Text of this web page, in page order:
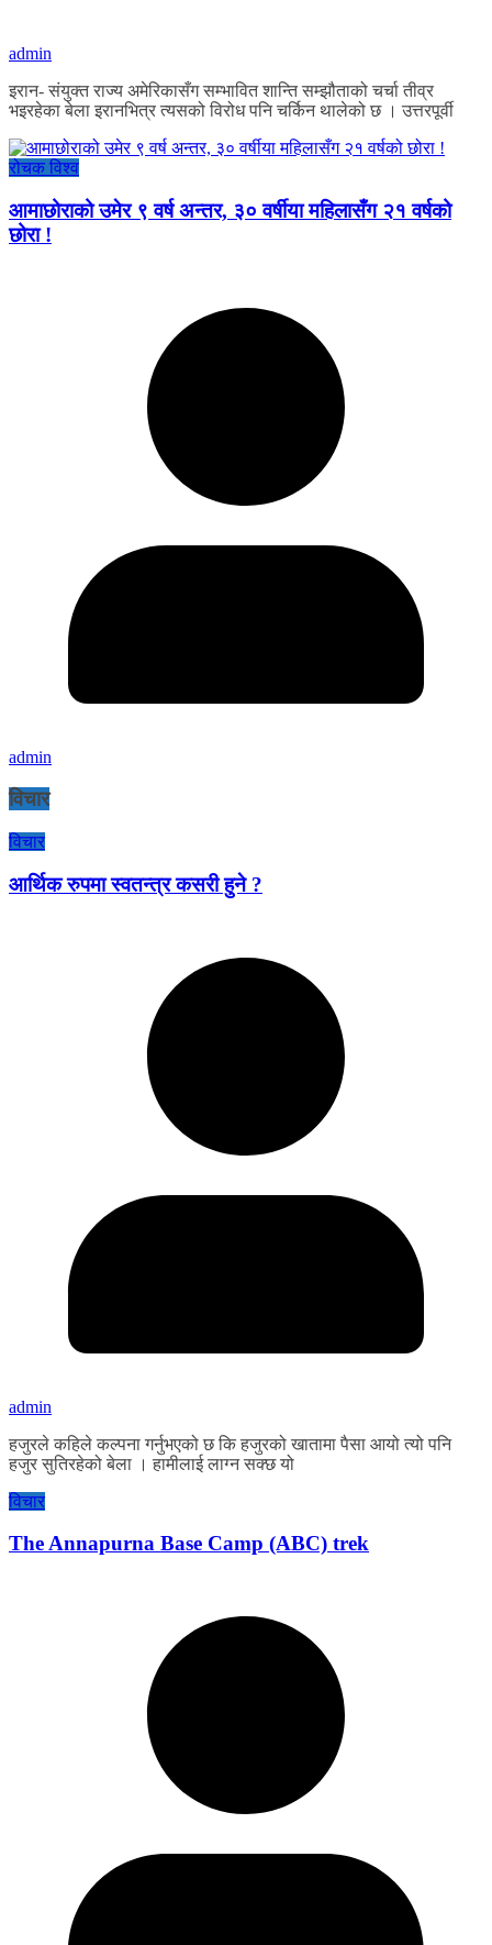
admin
इरान- संयुक्त राज्य अमेरिकासँग सम्भावित शान्ति सम्झौताको चर्चा तीव्र
भइरहेका बेला इरानभित्र त्यसको विरोध पनि चर्किन थालेको छ । उत्तरपूर्वी
रोचक विश्व
आमाछोराको उमेर ९ वर्ष अन्तर, ३० वर्षीया महिलासँग २१ वर्षको
छोरा !
admin
विचार
विचार
आर्थिक रुपमा स्वतन्त्र कसरी हुने ?
admin
हजुरले कहिले कल्पना गर्नुभएको छ कि हजुरको खातामा पैसा आयो त्यो पनि
हजुर सुतिरहेको बेला । हामीलाई लाग्न सक्छ यो
विचार
The Annapurna Base Camp (ABC) trek